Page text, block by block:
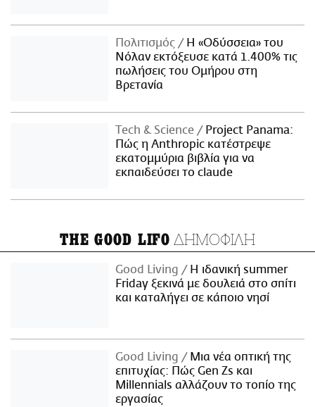
Πολιτισμός
Η «Οδύσσεια» του
Νόλαν εκτόξευσε κατά 1.400% τις
πωλήσεις του Ομήρου στη
Βρετανία
Τech & Science
Project Panama:
Πώς η Anthropic κατέστρεψε
εκατομμύρια βιβλία για να
εκπαιδεύσει το claude
THE GOOD LIFO ΔΗΜΟΦΙΛΗ
Good Living
Η ιδανική summer
Friday ξεκινά με δουλειά στο σπίτι
και καταλήγει σε κάποιο νησί
Good Living
Μια νέα οπτική της
επιτυχίας: Πώς Gen Zs και
Millennials αλλάζουν το τοπίο της
εργασίας